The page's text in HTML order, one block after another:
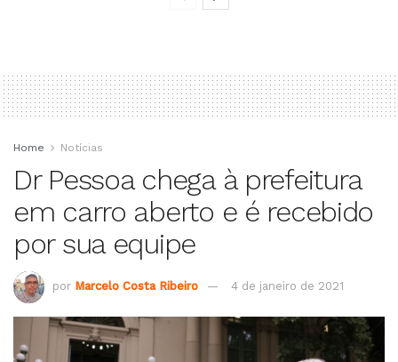
Home Notícias
Dr Pessoa chega à prefeitura
em carro aberto e é recebido
por sua equipe
por Marcelo Costa Ribeiro 4 de janeiro de 2021